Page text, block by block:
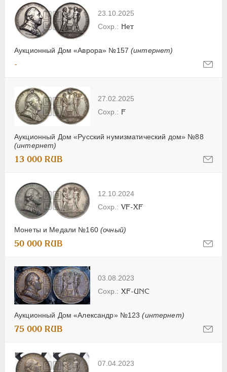
23.10.2025
Аукционный Дом «Аврора» №157(интернет)
Нет
-
27.02.2025
Аукционный Дом «Русский нумизматический дом» №88
(интернет)
F
13 000 RUB
12.10.2024
Монеты и Медали №160 (очный)
VF-XF
50 000 RUB
03.08.2023
Аукционный Дом «Александр» №123(интернет)
XF-UNC
75 000 RUB
07.04.2023